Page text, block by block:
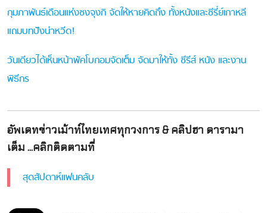
กุมภาพันธ์เดือนแห่งซงจุงกิ จัดให้หายคิดถึง ทั้งหนังและซีรี่ย์เกาหลี
แถมบทปังน่าหวีด!
วันเดียวได้เห็นหน้าพัคโบกอมจัดเต็ม จัดมาให้ทั้ง ซีรีส์ หนัง และงาน
พิธีกร
อัพเดทข่าวเม้าท์ไทยเทศทุกวงการ & คลิปฮา ดารามา
เต็ม ...คลิกติดตามที่
สุดสัปดาห์แฟนคลับ